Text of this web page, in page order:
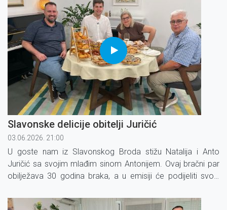
Slavonske delicije obitelji Juričić
03.06.2026. 21:00
U goste nam iz Slavonskog Broda stižu Natalija i Anto
Juričić sa svojim mlađim sinom Antonijem. Ovaj bračni par
obilježava 30 godina braka, a u emisiji će podijeliti svoju
zajedništva ostali čvrsto jedno uz drugo.